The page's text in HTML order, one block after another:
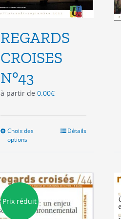
REGARDS
CROISES
N°43
à partir de 0.00€
Choix des
options
variations.
Les
peuvent
Détails
Prix réduit